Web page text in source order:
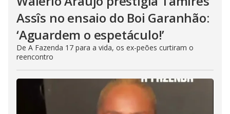
Assîs no ensaio do Boi Garanhão:
‘Aguardem o espetáculo!’
De A Fazenda 17 para a vida, os ex-peões curtiram o
reencontro